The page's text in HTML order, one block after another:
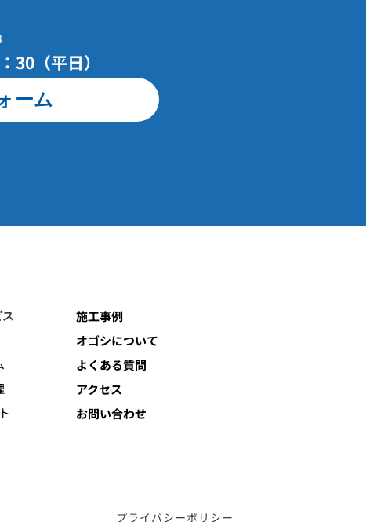
30（平日）
ーム
施工事例
オゴシについて
よくある質問
アクセス
お問い合わせ
プライバシーポリシー